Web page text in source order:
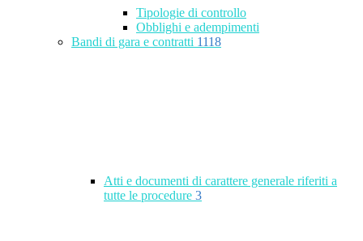
Tipologie di controllo
Obblighi e adempimenti
Bandi di gara e contratti 1118
Atti e documenti di carattere generale riferiti a
tutte le procedure 3